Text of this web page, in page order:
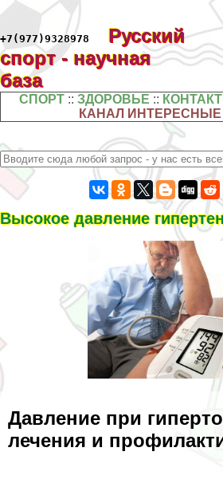
+7(977)9328978
Русский
спорт - научная
база
СПОРТ ::ЗДОРОВЬЕ ::
КАНАЛ
Высокое давление
Давление при
лечения и